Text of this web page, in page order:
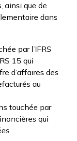
ainsi que de
dans
par l’IFRS
15 qui
d’affaires des
au
touchée par
qui